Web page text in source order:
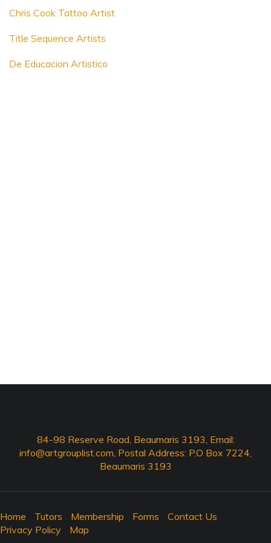
Chris Cook Tattoo Artist
Title Sequence Artists
De Educacion Artistico
84-98 Reserve Road, Beaumaris 3193, Email:
info@artgrouplist.com, Postal Address: P.O Box 7224,
Beaumaris 3193
Home Tutors Membership Forms
Contact Us
Privacy Policy
Map